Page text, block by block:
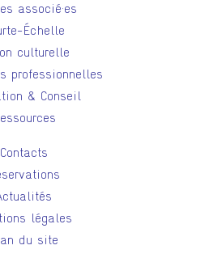
associé·es
Échelle
culturelle
professionnelles
& Conseil
Contacts
légales
du site